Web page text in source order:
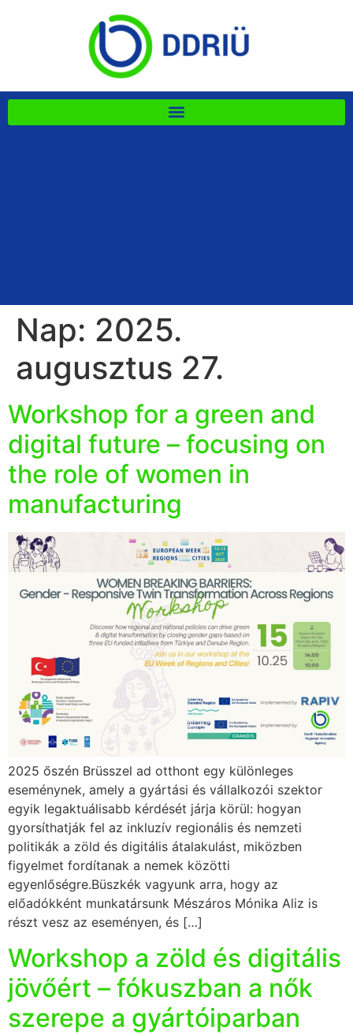
Nap: 2025.
augusztus 27.
Workshop for a green and
digital future – focusing on
the role of women in
manufacturing
2025 őszén Brüsszel ad otthont egy különleges
eseménynek, amely a gyártási és vállalkozói szektor
egyik legaktuálisabb kérdését járja körül: hogyan
gyorsíthatják fel az inkluzív regionális és nemzeti
politikák a zöld és digitális átalakulást, miközben
figyelmet fordítanak a nemek közötti
egyenlőségre.Büszkék vagyunk arra, hogy az
előadókként munkatársunk Mészáros Mónika Aliz is
részt vesz az eseményen, és […]
Workshop a zöld és digitális
jövőért – fókuszban a nők
szerepe a gyártóiparban